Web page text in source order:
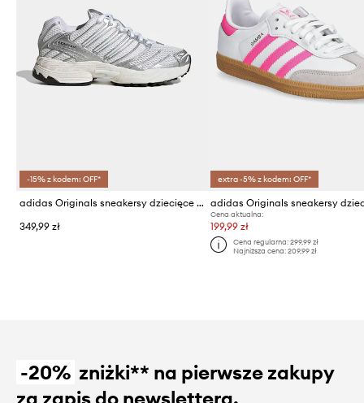
-15% z kodem: OFF*
adidas Originals sneakersy dziecięce ADISTAR CONTROL 3
349,99 zł
extra -5% z kodem: OFF*
Cena aktualna:
199,99 zł
Cena regularna: 299,99 zł
Najniższa cena: 209,99 zł
-20% zniżki** na pierwsze zakupy